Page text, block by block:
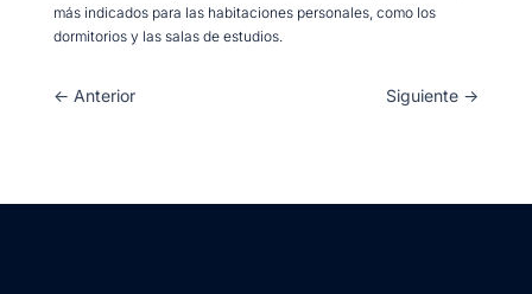
más indicados para las habitaciones personales, como los
dormitorios y las salas de estudios.
← Anterior Siguiente →